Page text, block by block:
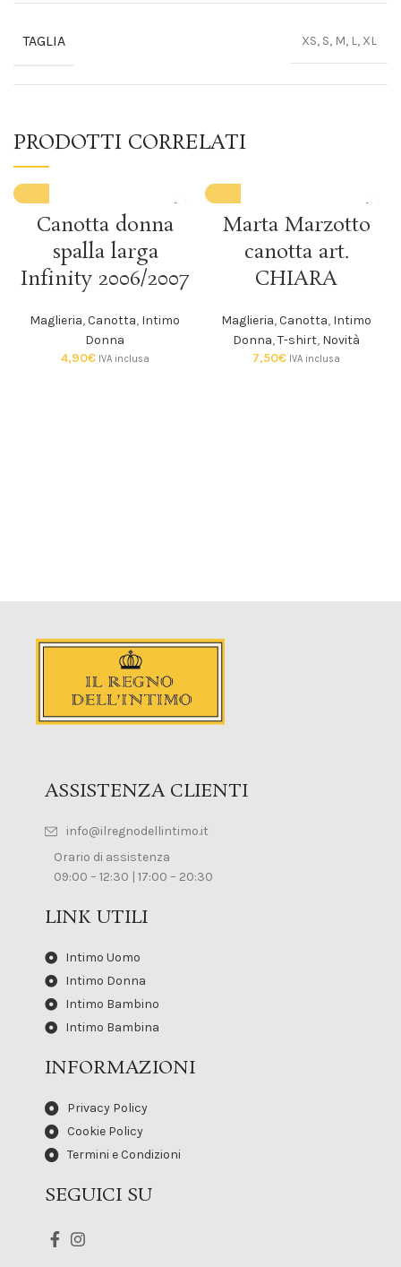
TAGLIA XS, S, M, L, XL
PRODOTTI CORRELATI
Canotta donna
spalla larga
Infinity 2006/2007
Maglieria,Canotta, Intimo
Donna
4,90€ IVA inclusa
Marta Marzotto
canotta art.
CHIARA
Maglieria,Canotta, Intimo
Donna,T-shirt, Novità
7,50€ IVA inclusa
ASSISTENZA CLIENTI
info@ilregnodellintimo.it
Orario di assistenza
09:00 – 12:30 | 17:00 – 20:30
LINK UTILI
Intimo Uomo
Intimo Donna
Intimo Bambino
Intimo Bambina
INFORMAZIONI
Privacy Policy
Cookie Policy
Termini e Condizioni
SEGUICI SU